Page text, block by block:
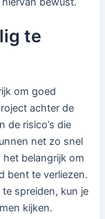
te
om goed
achter de
de risico’s die
net zo snel
het belangrijk om
bent te verliezen.
spreiden, kun je
kijken.